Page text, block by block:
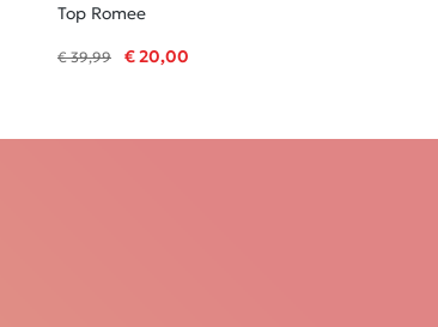
Top Romee
€ 39,99 € 20,00